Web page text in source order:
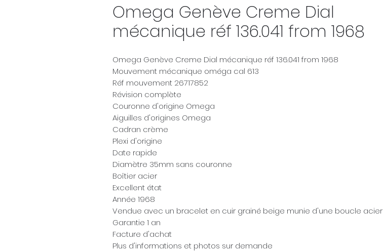
Omega Genève Creme Dial
mécanique réf 136.041 from 1968
Omega Genève Creme Dial mécanique réf 136.041 from 1968
Mouvement mécanique oméga cal 613
Réf mouvement 26717852
Révision complète
Couronne d'origine Omega
Aiguilles d'origines Omega
Cadran crème
Plexi d'origine
Date rapide
Diamètre 35mm sans couronne
Boîtier acier
Excellent état
Année 1968
Vendue avec un bracelet en cuir grainé beige munie d'une boucle acier
Garantie 1 an
Facture d'achat
Plus d'informations et photos sur demande